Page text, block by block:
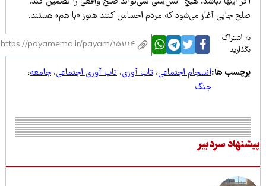
جایی آغاز می‌شود که مردم احساس کنند هنوز «با هم» هستند.
اشتراک
ها:انسجام اجتماعی،تاب آوری،تاب آوری اجتماعی،جامعه،
سردبیر